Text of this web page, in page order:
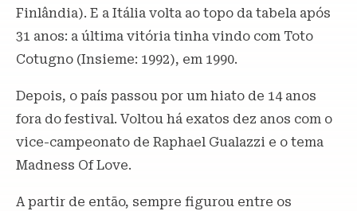
Finlândia). E a Itália volta ao topo da tabela após
31 anos: a última vitória tinha vindo com Toto
Cotugno (Insieme: 1992), em 1990.
Depois, o país passou por um hiato de 14 anos
fora do festival. Voltou há exatos dez anos com o
vice-campeonato de Raphael Gualazzi e o tema
Madness Of Love.
A partir de então, sempre figurou entre os